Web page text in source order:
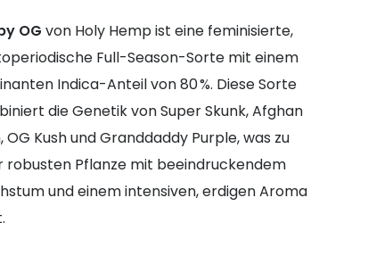
OG von Holy Hemp ist eine feminisierte,
Full-Season-Sorte mit einem
Indica-Anteil von 80 %. Diese Sorte
die Genetik von Super Skunk, Afghan
OG Kush und Granddaddy Purple, was zu
robusten Pflanze mit beeindruckendem
und einem intensiven, erdigen Aroma